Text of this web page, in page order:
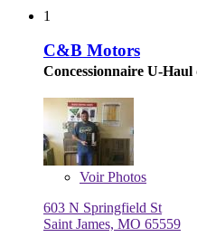
1
C&B Motors
Concessionnaire U-Haul
VoirPhotos
603 N Springfield St
Saint James, MO 65559